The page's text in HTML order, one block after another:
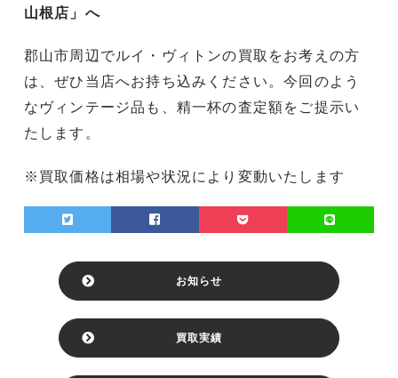
山根店」へ
郡山市周辺でルイ・ヴィトンの買取をお考えの方
は、ぜひ当店へお持ち込みください。今回のよう
なヴィンテージ品も、精一杯の査定額をご提示い
たします。
※買取価格は相場や状況により変動いたします
お知らせ
買取実績